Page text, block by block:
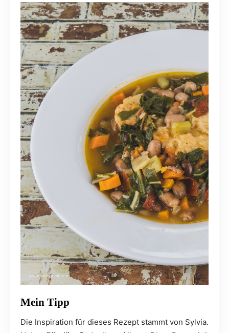
Mein Tipp
Die Inspiration für dieses Rezept stammt von Sylvia.